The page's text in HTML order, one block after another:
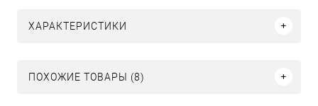
ХАРАКТЕРИСТИКИ
ПОХОЖИЕ ТОВАРЫ (8)